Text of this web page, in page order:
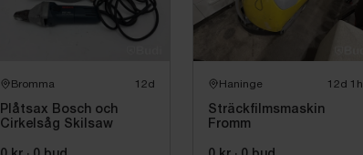
Bromma 12d
Plåtsax Bosch och
Cirkelsåg Skilsaw
Haninge 12d 1h
Sträckfilmsmaskin
Fromm